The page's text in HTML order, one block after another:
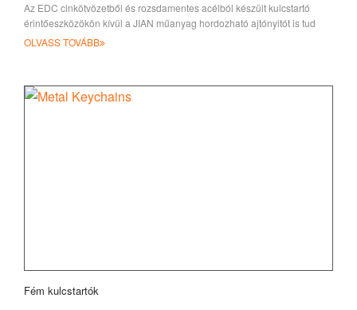
Az EDC cinkötvözetből és rozsdamentes acélból készült kulcstartó
érintőeszközökön kívül a JIAN műanyag hordozható ajtónyitót is tud
biztosítani Önnek
OLVASS TOVÁBB
Fém kulcstartók